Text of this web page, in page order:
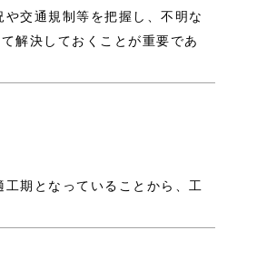
交通規制等を把握し、不明な
解決しておくことが重要であ
期となっていることから、工